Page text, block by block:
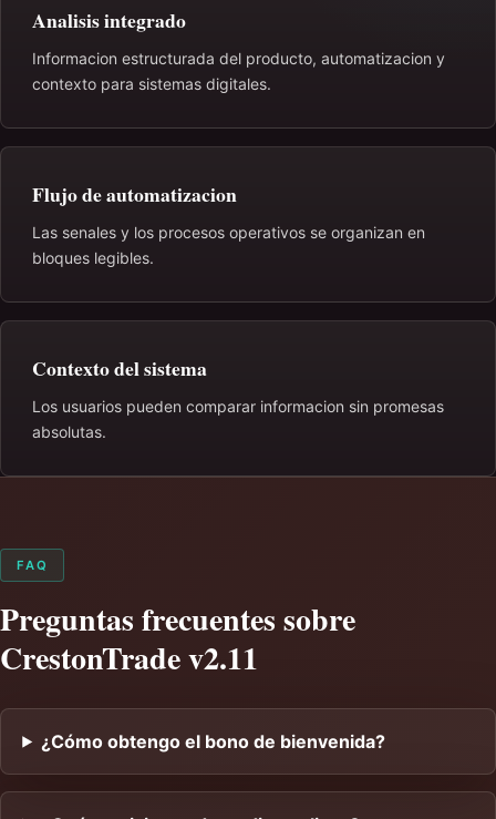
Analisis integrado
Informacion estructurada del producto, automatizacion y
contexto para sistemas digitales.
Flujo de automatizacion
Las senales y los procesos operativos se organizan en
bloques legibles.
Contexto del sistema
Los usuarios pueden comparar informacion sin promesas
absolutas.
FAQ
Preguntas frecuentes sobre
CrestonTrade v2.11
¿Cómo obtengo el bono de bienvenida?